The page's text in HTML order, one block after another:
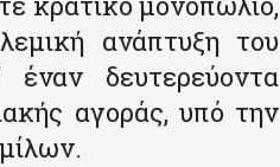
ανάπτυξη του
έναν δευτερεύοντα
αγοράς, υπό την